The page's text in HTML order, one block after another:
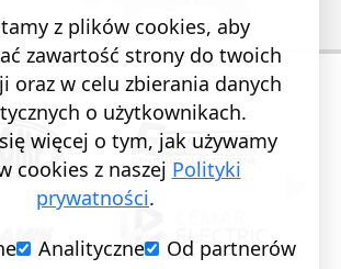
z plików cookies, aby
zawartość strony do twoich
oraz w celu zbierania danych
o użytkownikach.
więcej o tym, jak używamy
cookies z naszej Polityki
prywatności.
Analityczne Od partnerów